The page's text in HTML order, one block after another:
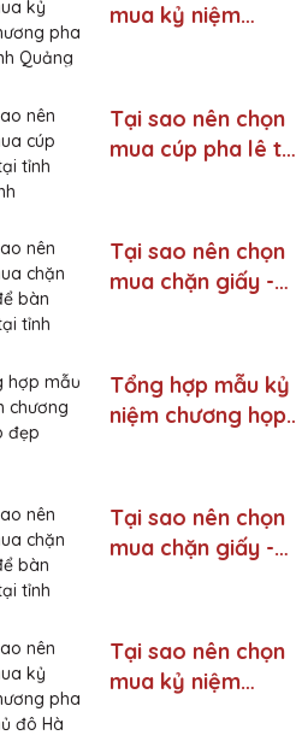
mua kỷ niệm
Tại sao nên chọn
mua cúp pha lê tại
Tại sao nên chọn
mua chặn giấy -
Tổng hợp mẫu kỷ
niệm chương họp
Tại sao nên chọn
mua chặn giấy -
Tại sao nên chọn
mua kỷ niệm